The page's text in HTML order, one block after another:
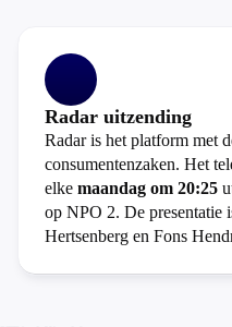
Radar uitzending
Radar is het platform met
consumentenzaken. Het
elke maandag om 20:25
op NPO 2. De presentatie
Hertsenberg en Fons